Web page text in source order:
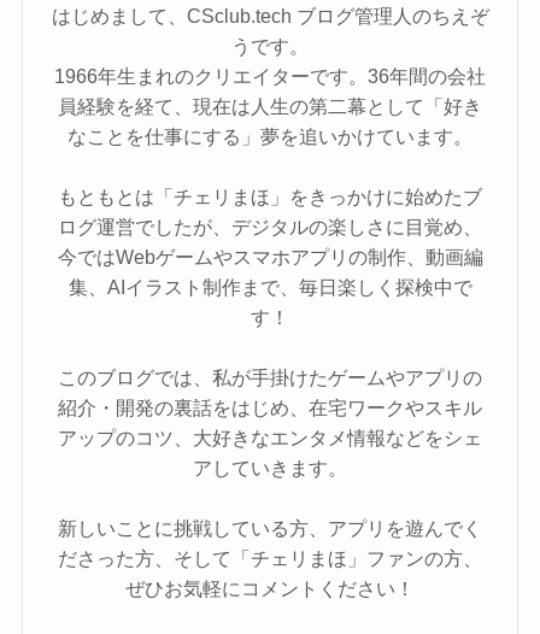
はじめまして、CSclub.tech ブログ管理人のちえぞ
うです。
1966年生まれのクリエイターです。36年間の会社
員経験を経て、現在は人生の第二幕として「好き
なことを仕事にする」夢を追いかけています。
もともとは「チェリまほ」をきっかけに始めたブ
ログ運営でしたが、デジタルの楽しさに目覚め、
今ではWebゲームやスマホアプリの制作、動画編
集、AIイラスト制作まで、毎日楽しく探検中で
す！
このブログでは、私が手掛けたゲームやアプリの
紹介・開発の裏話をはじめ、在宅ワークやスキル
アップのコツ、大好きなエンタメ情報などをシェ
アしていきます。
新しいことに挑戦している方、アプリを遊んでく
ださった方、そして「チェリまほ」ファンの方、
ぜひお気軽にコメントください！